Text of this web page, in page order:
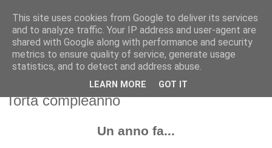
giovedì 10 luglio 2008
Torta compleanno
Un anno fa...
This site uses cookies from Google to deliver its services
and to analyze traffic. Your IP address and user-agent are
shared with Google along with performance and security
metrics to ensure quality of service, generate usage
statistics, and to detect and address abuse.
LEARN MORE GOT IT